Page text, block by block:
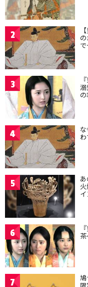
2
3
4 わ
5
6
7 鳩